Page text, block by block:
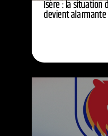
Isère : la situation
devient alarmante